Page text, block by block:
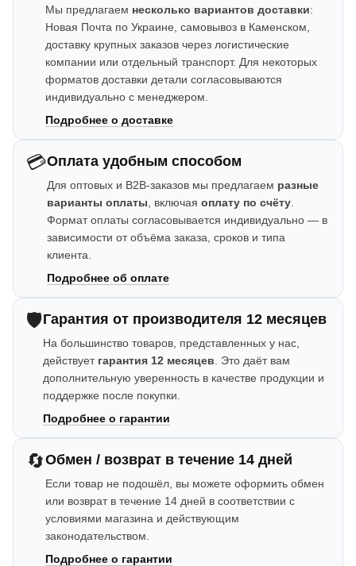
Мы предлагаем несколько вариантов доставки:
Новая Почта по Украине, самовывоз в Каменском,
доставку крупных заказов через логистические
компании или отдельный транспорт. Для некоторых
форматов доставки детали согласовываются
индивидуально с менеджером.
Подробнее о доставке
💳Оплата удобным способом
Для оптовых и B2B-заказов мы предлагаем разные
варианты оплаты , включая оплату по счёту
Формат оплаты согласовывается индивидуально — в
зависимости от объёма заказа, сроков и типа
клиента.
Подробнее об оплате
🛡️Гарантия от производителя 12 месяцев
На большинство товаров, представленных у нас,
действует гарантия 12 месяцев . Это даёт вам
дополнительную уверенность в качестве продукции и
поддержке после покупки.
Подробнее о гарантии
🔄Обмен / возврат в течение 14 дней
Если товар не подошёл, вы можете оформить обмен
или возврат в течение 14 дней в соответствии с
условиями магазина и действующим
законодательством.
Подробнее о гарантии